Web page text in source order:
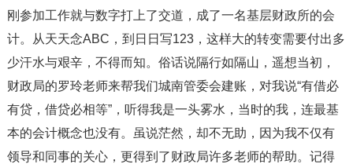
刚参加工作就与数字打上了交道，成了一名基层财政所的会
计。从天天念ABC，到日日写123，这样大的转变需要付出多
少汗水与艰辛，不得而知。俗话说隔行如隔山，遥想当初，
财政局的罗玲老师来帮我们城南管委会建账，对我说“有借必
有贷，借贷必相等”，听得我是一头雾水，当时的我，连最基
本的会计概念也没有。虽说茫然，却不无助，因为我不仅有
领导和同事的关心，更得到了财政局许多老师的帮助。记得